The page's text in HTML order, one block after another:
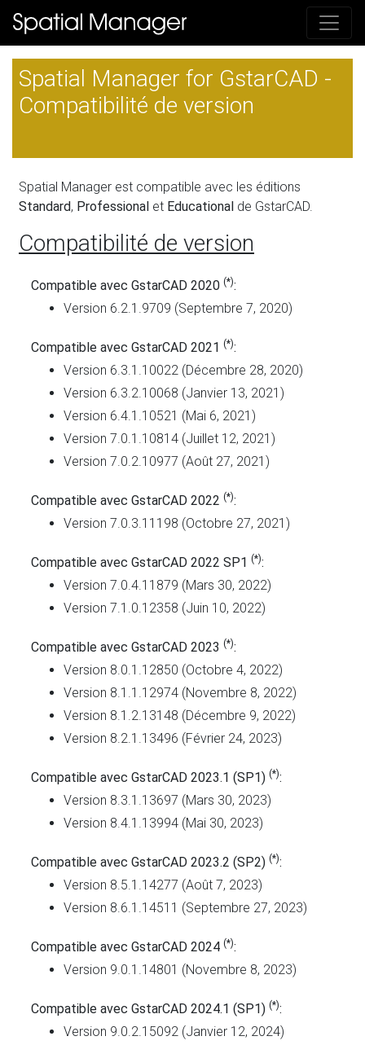
Spatial Manager for GstarCAD -
Compatibilité de version
Spatial Manager est compatible avec les éditions
Standard, Professional et Educational de GstarCAD.
Compatibilité de version
Compatible avec GstarCAD 2020 (*):
Version 6.2.1.9709 (Septembre 7, 2020)
Compatible avec GstarCAD 2021 (*):
Version 6.3.1.10022 (Décembre 28, 2020)
Version 6.3.2.10068 (Janvier 13, 2021)
Version 6.4.1.10521 (Mai 6, 2021)
Version 7.0.1.10814 (Juillet 12, 2021)
Version 7.0.2.10977 (Août 27, 2021)
Compatible avec GstarCAD 2022 (*):
Version 7.0.3.11198 (Octobre 27, 2021)
Compatible avec GstarCAD 2022 SP1 (*):
Version 7.0.4.11879 (Mars 30, 2022)
Version 7.1.0.12358 (Juin 10, 2022)
Compatible avec GstarCAD 2023 (*):
Version 8.0.1.12850 (Octobre 4, 2022)
Version 8.1.1.12974 (Novembre 8, 2022)
Version 8.1.2.13148 (Décembre 9, 2022)
Version 8.2.1.13496 (Février 24, 2023)
Compatible avec GstarCAD 2023.1 (SP1) (*):
Version 8.3.1.13697 (Mars 30, 2023)
Version 8.4.1.13994 (Mai 30, 2023)
Compatible avec GstarCAD 2023.2 (SP2) (*):
Version 8.5.1.14277 (Août 7, 2023)
Version 8.6.1.14511 (Septembre 27, 2023)
Compatible avec GstarCAD 2024 (*):
Version 9.0.1.14801 (Novembre 8, 2023)
Compatible avec GstarCAD 2024.1 (SP1) (*):
Version 9.0.2.15092 (Janvier 12, 2024)